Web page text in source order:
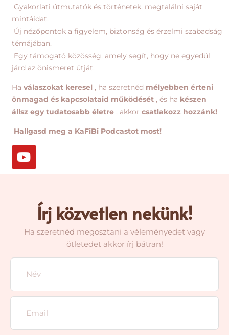
Gyakorlati útmutatók és történetek, megtalálni saját
mintáidat.
Új nézőpontok a figyelem, biztonság és érzelmi szabadság
témájában.
Egy támogató közösség, amely segít, hogy ne egyedül
járd az önismeret útját.
Ha válaszokat keresel, ha szeretnéd mélyebben érteni
önmagad és kapcsolataid működését, és ha készen
állsz egy tudatosabb életre, akkor csatlakozz hozzánk!
Hallgasd meg a KaFiBi Podcastot most!
Írj közvetlen nekünk!
Ha szeretnéd megosztani a véleményedet vagy
ötletedet akkor írj bátran!